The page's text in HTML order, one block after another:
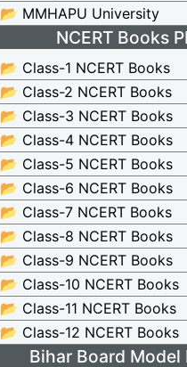
📂 MMHAPU University
NCERT Books
📂 Class-1 NCERT Books
📂 Class-2 NCERT Books
📂 Class-3 NCERT Books
📂 Class-4 NCERT Books
📂 Class-5 NCERT Books
📂 Class-6 NCERT Books
📂 Class-7 NCERT Books
📂 Class-8 NCERT Books
📂 Class-9 NCERT Books
📂 Class-10 NCERT Books
📂 Class-11 NCERT Books
📂 Class-12 NCERT Books
Bihar Board Model